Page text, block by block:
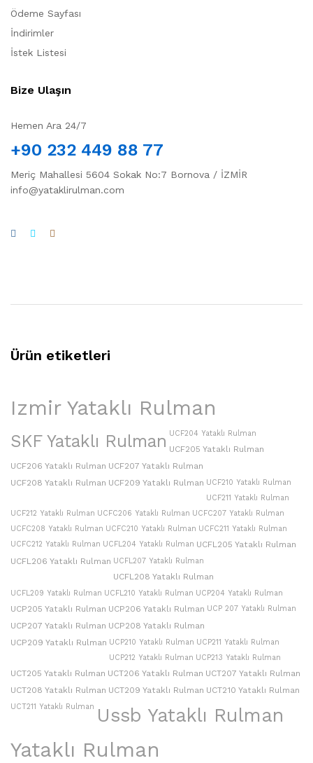
Ödeme Sayfası
İndirimler
İstek Listesi
Bize Ulaşın
Hemen Ara 24/7
+90 232 449 88 77
Meriç Mahallesi 5604 Sokak No:7 Bornova / İZMİR
info@yataklirulman.com
Ürün etiketleri
Izmir Yataklı Rulman
SKF Yataklı Rulman UCF204 Yataklı Rulman
UCF205 Yataklı Rulman
UCF206 Yataklı Rulman UCF207 Yataklı Rulman
UCF208 Yataklı Rulman UCF209 Yataklı Rulman UCF210 Yataklı Rulman
UCF211 Yataklı Rulman
UCF212 Yataklı Rulman UCFC206 Yataklı Rulman UCFC207 Yataklı Rulman
UCFC208 Yataklı Rulman UCFC210 Yataklı Rulman UCFC211 Yataklı Rulman
UCFC212 Yataklı Rulman UCFL204 Yataklı Rulman UCFL205 Yataklı Rulman
UCFL206 Yataklı Rulman UCFL207 Yataklı Rulman
UCFL208 Yataklı Rulman
UCFL209 Yataklı Rulman UCFL210 Yataklı Rulman UCP204 Yataklı Rulman
UCP205 Yataklı Rulman UCP206 Yataklı Rulman UCP 207 Yataklı Rulman
UCP207 Yataklı Rulman UCP208 Yataklı Rulman
UCP209 Yataklı Rulman UCP210 Yataklı Rulman UCP211 Yataklı Rulman
UCP212 Yataklı Rulman UCP213 Yataklı Rulman
UCT205 Yataklı Rulman UCT206 Yataklı Rulman UCT207 Yataklı Rulman
UCT208 Yataklı Rulman UCT209 Yataklı Rulman UCT210 Yataklı Rulman
UCT211 Yataklı Rulman Ussb Yataklı Rulman
Yataklı Rulman